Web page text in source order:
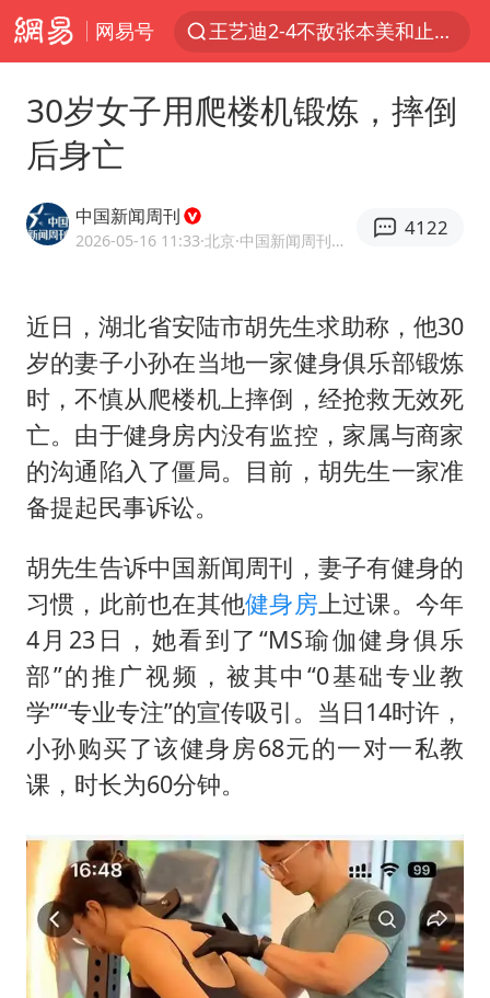
网易号
王艺迪2-4不敌张本美和止步4强
上门女婿出轨女邻居多年被判重婚罪
《龙餐馆》 冲奖
构建更高水平的全民健身公共服务体系
挡“张雪机车”民进党当局怕什么
香港高温刷新历史纪录
灌溉水坝被隔成鱼塘 村民投诉20余年
中国第1高楼阻尼器摆动明显
30岁女子用爬楼机锻炼，摔倒
后身亡
中国新闻周刊
2026-05-16 11:33·北京 ·中国新闻周刊官方网易号
4122
近日，湖北省安陆市胡先生求助称，他30
岁的妻子小孙在当地一家健身俱乐部锻炼
时，不慎从爬楼机上摔倒，经抢救无效死
亡。由于健身房内没有监控，家属与商家
的沟通陷入了僵局。目前，胡先生一家准
备提起民事诉讼。
胡先生告诉中国新闻周刊，妻子有健身的
习惯，此前也在其他健身房 上过课。今年
4月23日，她看到了“MS瑜伽健身俱乐
部”的推广视频，被其中“0基础专业教
学”“专业专注”的宣传吸引。当日14时许，
小孙购买了该健身房68元的一对一私教
课，时长为60分钟。